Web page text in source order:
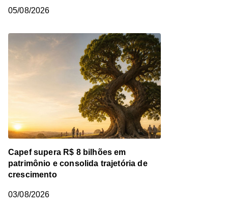
05/08/2026
Capef supera R$ 8 bilhões em
patrimônio e consolida trajetória de
crescimento
03/08/2026